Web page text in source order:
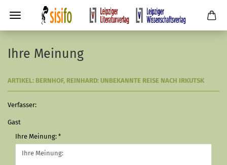
Ihre Meinung
ARTIKEL: BERNHOF, REINHARD: UNBEKANNTE REISE NACH IRKUTSK
Verfasser:
Gast
Ihre Meinung: